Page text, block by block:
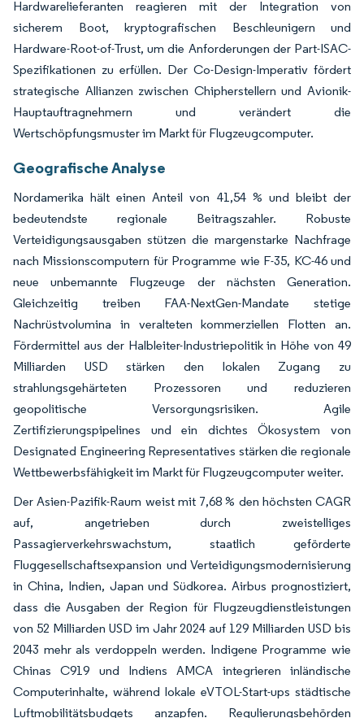
Hardwarelieferanten reagieren mit der Integration von
sicherem Boot, kryptografischen Beschleunigern und
Hardware-Root-of-Trust, um die Anforderungen der Part-ISAC-
Spezifikationen zu erfüllen. Der Co-Design-Imperativ fördert
strategische Allianzen zwischen Chipherstellern und Avionik-
Hauptauftragnehmern und verändert die
Wertschöpfungsmuster im Markt für Flugzeugcomputer.
Geografische Analyse
Nordamerika hält einen Anteil von 41,54 % und bleibt der
bedeutendste regionale Beitragszahler. Robuste
Verteidigungsausgaben stützen die margenstarke Nachfrage
nach Missionscomputern für Programme wie F-35, KC-46 und
neue unbemannte Flugzeuge der nächsten Generation.
Gleichzeitig treiben FAA-NextGen-Mandate stetige
Nachrüstvolumina in veralteten kommerziellen Flotten an.
Fördermittel aus der Halbleiter-Industriepolitik in Höhe von 49
Milliarden USD stärken den lokalen Zugang zu
strahlungsgehärteten Prozessoren und reduzieren
geopolitische Versorgungsrisiken. Agile
Zertifizierungspipelines und ein dichtes Ökosystem von
Designated Engineering Representatives stärken die regionale
Wettbewerbsfähigkeit im Markt für Flugzeugcomputer weiter.
Der Asien-Pazifik-Raum weist mit 7,68 % den höchsten CAGR
auf, angetrieben durch zweistelliges
Passagierverkehrswachstum, staatlich geförderte
Fluggesellschaftsexpansion und Verteidigungsmodernisierung
in China, Indien, Japan und Südkorea. Airbus prognostiziert,
dass die Ausgaben der Region für Flugzeugdienstleistungen
von 52 Milliarden USD im Jahr 2024 auf 129 Milliarden USD bis
2043 mehr als verdoppeln werden. Indigene Programme wie
Chinas C919 und Indiens AMCA integrieren inländische
Computerinhalte, während lokale eVTOL-Start-ups städtische
Luftmobilitätsbudgets anzapfen. Regulierungsbehörden